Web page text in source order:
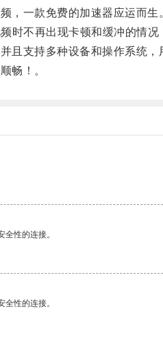
一款免费的加速器应运而生
不再出现卡顿和缓冲的情况
支持多种设备和操作系统，
畅！。
性的连接。
性的连接。